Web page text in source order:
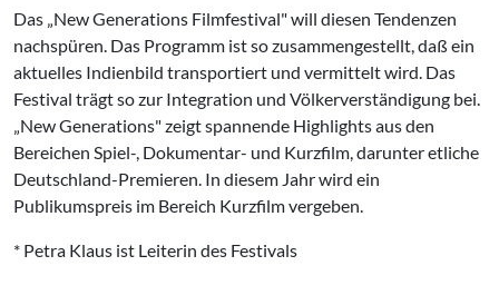
Das „New Generations Filmfestival" will diesen Tendenzen
nachspüren. Das Programm ist so zusammengestellt, daß ein
aktuelles Indienbild transportiert und vermittelt wird. Das
Festival trägt so zur Integration und Völkerverständigung bei.
„New Generations" zeigt spannende Highlights aus den
Bereichen Spiel-, Dokumentar- und Kurzfilm, darunter etliche
Deutschland-Premieren. In diesem Jahr wird ein
Publikumspreis im Bereich Kurzfilm vergeben.
* Petra Klaus ist Leiterin des Festivals